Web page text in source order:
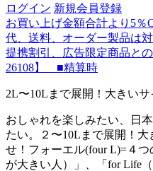
ログイン 新規会員登録
お買い上げ金額合計より5
代、送料、オーダー製品は
提携割引、広告限定商品と
26108】 ■精算時
2L〜10Lまで展開！大きい
おしゃれを楽しみたい、日
たい。２〜10Lまで展開！
せ！フォーエル(four L)=４
が大きい人）」、「for Life